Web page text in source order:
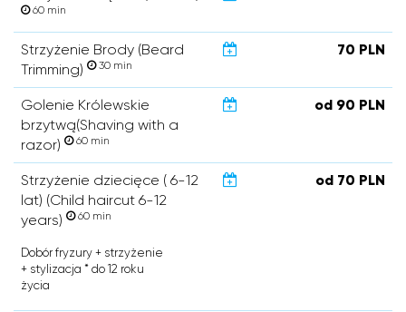
60 min
Strzyżenie Brody (Beard
Trimming)
30 min
70 PLN
Golenie Królewskie
brzytwą(Shaving with a
razor)
60 min
od 90 PLN
Strzyżenie dziecięce ( 6-12
lat) (Child haircut 6-12
years)
60 min
od 70 PLN
Dobór fryzury + strzyżenie
+ stylizacja * do 12 roku
życia